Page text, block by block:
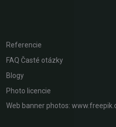
Referencie
FAQ Časté otázky
Blogy
Photo licencie
Web banner photos: